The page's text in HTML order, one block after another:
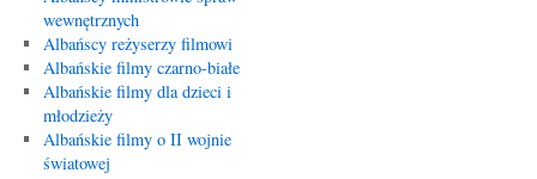
wewnętrznych
Albańscy reżyserzy filmowi
Albańskie filmy czarno-białe
Albańskie filmy dla dzieci i
młodzieży
Albańskie filmy o II wojnie
światowej